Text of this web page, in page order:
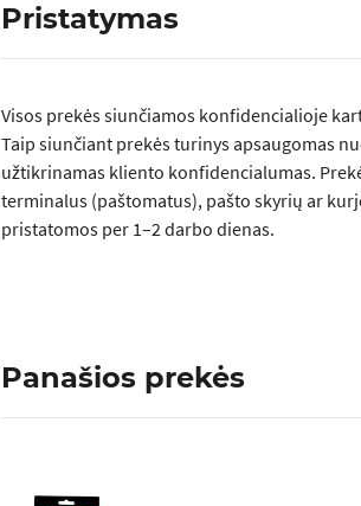
Pristatymas
Visos prеkės siunčiamos konfidencialioje
Taip siunčiant prekės turinys apsaugomas
užtikrinamas kliento konfidencialumas.
terminalus (paštomatus), pašto skyrių ar
pristatomos per 1–2 darbo dienas.
Panašios prekės